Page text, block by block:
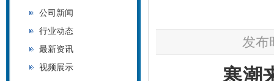
公司新闻
行业动态
最新资讯
视频展示
发布
寒潮